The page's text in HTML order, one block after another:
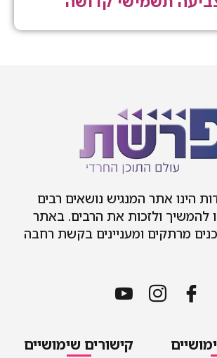
נושאים רבים
את הרבים. באתר
ומעניינים בקשת רחבה
קישורים שימושיים